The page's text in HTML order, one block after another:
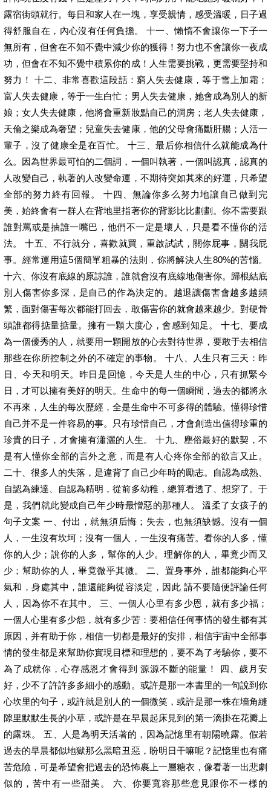
露宿街頭就行。每日和家人在一塊，享受親情，感受溫暖，日子過
得舒服自在，內心沒有任何負擔。 十一、懶惰不會讓你一下子一
無所有，但會在不知不覺中減少你的獲得！努力也不會讓你一夜成
功，但會在不知不覺中積累你的成！人生需要挑戰，更需要堅持和
努力！ 十二、非常喜歡這段話：窮人失去健康，等于雪上加霜；
富人失去健康，等于一生白忙；男人失去健康，她會成為別人的新
娘；女人失去健康，他將會重新妝點自己的洞房；老人失去健康，
天倫之樂成為奢望；兒童失去健康，他的父母會痛斷肝腸；人活一
輩子，沒了健康全是在百忙。 十三、最后你相信什么就能成為什
么。因為世界最可怕的二個詞，一個叫執著，一個叫認真，認真的
人改變自己，執著的人改變命運，不期待突如其來的好運，只希望
全部的努力終有回報。 十四、無論你多么努力地讓自己做到完
美，始終會有一群人在背地里指著你的背影比比劃劃。你不需要跟
誰對罵或是抽誰一嘴巴，他們不一定是壞人，只是看不懂你的活
法。 十五、不行就分，喜歡就買，重啟試試，關你屁事，關我屁
事。經常運用這5個簡單粗暴的法則，你將解決人生80%的苦惱。
十六、你沒有底線的原諒誰，誰就會沒有底線地傷害你。歸根結底
別人傷害你多深，是自己的作為決定的。越退讓傷害會越多越頻
繁，面對傷害每次都能打回去，敢傷害你的就會越來越少。對硬骨
頭誰都得掂量掂量。擁有一顆大度心，會感到知足。 十七、要成
為一個優秀的人，就要用一顆開放的心去對待世界，要敢于去相信
那些在你所控制之外的不確定的事物。 十八、人生只有三天：昨
日、今天和明天。昨日是回憶，今天是人生的中心，只有抓緊今
日，才可以擁有美好的明天。生命中的每一個瞬間，過去的都將永
不再來，人生的每次歷經，全是生命中不可多得的體驗。懂得珍惜
自己并不是一件容易的事。只有珍惜自己，才會創造出值得珍重的
珍貴的日子，才會擁有瀟灑的人生。 十九、塵俗最好的默契，不
是有人懂你全部的言外之意，而是有人心疼你全部的欲言又止。
二十、很多人的失落，是違背了自己少年時的勵志。自認為成熟、
自認為練達、自認為精明，從前多幼稚，總算看透了、想穿了。于
是，我們就此變成自己年少時最憎惡的那種人。 溫柔了女孩子的
句子文案 一、付出，就無須后悔；失去，也無須缺憾。沒有一個
人，一生沒有坎坷；沒有一個人，一生沒有痛苦。看你的人多，懂
你的人少；說你的人多，幫你的人少。理解你的人，畢竟少而又
少；幫助你的人，畢竟微乎其微。 二、置身事外，誰都能夠心平
氣和，身處其中，誰還能夠從容淡定，因此 請不要隨便評論任何
人，因為你不在其中。 三、一個人心里有多少恩，就有多少福；
一個人心里有多少怨，就有多少苦：要相信任何事情的發生都有其
原因，并有助于你，相信一切都是最好的安排，相信宇宙中全部事
情的發生都是來幫助你實現目標和理想的，要不為了考驗你，要不
為了成就你，心存感恩才會得到 源源不斷的能量！ 四、歲月安
好，少不了許許多多細小的感動。或許是那一本書里的一句說到你
心坎里的句子，或許就是別人的一個微笑，或許是那一株在墻角縫
隙里默默生長的小草，或許是在早晨起床見到的第一滴掛在花瓣上
的露珠。 五、人是為明天活著的，因為記憶里有朝陽曉露。假若
過去的早晨都似地獄那么黑暗丑惡，盼明日干嘛呢？記憶里也有痛
苦危險，可是希望會把過去的恐怖裹上一層糖衣，像看著一出悲劇
似的，苦中有一些甜美。 六、你要寬容那些意見跟你不一樣的